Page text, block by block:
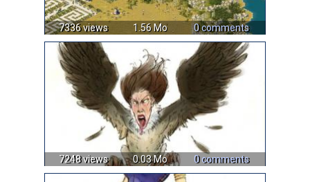
7336 views 1.56 Mo 0 comments
7248 views 0.03 Mo 0 comments